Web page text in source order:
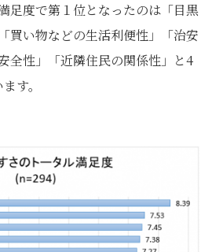
足度で第１位となったのは「目黒
買い物などの生活利便性」「治安
全性」「近隣住民の関係性」と4
す。